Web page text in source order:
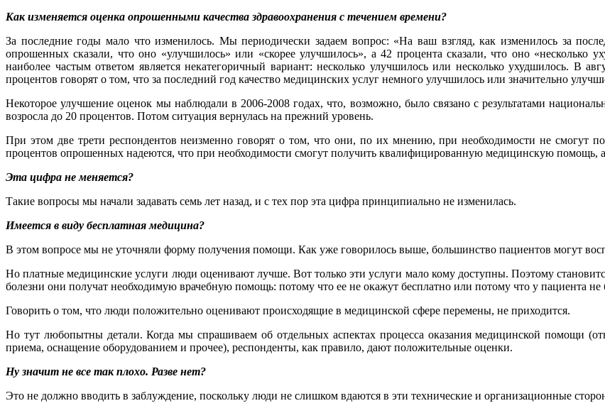
Как изменяется оценка опрошенными качества здравоохранения с течением времени?
За последние годы мало что изменилось. Мы периодически задаем вопрос: «На ваш взгляд, как изменилось за
опрошенных сказали, что оно «улучшилось» или «скорее улучшилось», а 42 процента сказали, что оно «несколько
наиболее частым ответом является некатегоричный вариант: несколько улучшилось или несколько ухудшилось. В
процентов говорят о том, что за последний год качество медицинских услуг немного улучшилось или значительно
Некоторое улучшение оценок мы наблюдали в 2006-2008 годах, что, возможно, было связано с результатами
возросла до 20 процентов. Потом ситуация вернулась на прежний уровень.
При этом две трети респондентов неизменно говорят о том, что они, по их мнению, при необходимости не смогут
процентов опрошенных надеются, что при необходимости смогут получить квалифицированную медицинскую помощь, а
Эта цифра не меняется?
Такие вопросы мы начали задавать семь лет назад, и с тех пор эта цифра принципиально не изменилась.
Имеется в виду бесплатная медицина?
В этом вопросе мы не уточняли форму получения помощи. Как уже говорилось выше, большинство пациентов могут
Но платные медицинские услуги люди оценивают лучше. Вот только эти услуги мало кому доступны. Поэтому
болезни они получат необходимую врачебную помощь: потому что ее не окажут бесплатно или потому что у пациента не
Говорить о том, что люди положительно оценивают происходящие в медицинской сфере перемены, не приходится.
Но тут любопытны детали. Когда мы спрашиваем об отдельных аспектах процесса оказания медицинской помощи
приема, оснащение оборудованием и прочее), респонденты, как правило, дают положительные оценки.
Ну значит не все так плохо. Разве нет?
Это не должно вводить в заблуждение, поскольку люди не слишком вдаются в эти технические и организационные